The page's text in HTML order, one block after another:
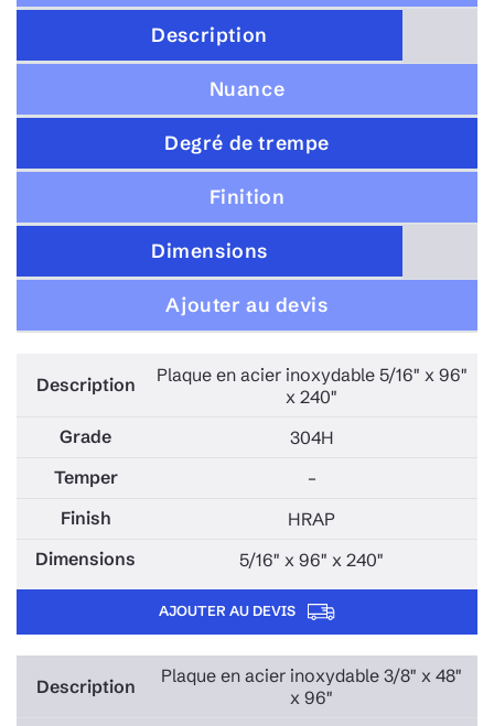
Description
Nuance
Degré de trempe
Finition
Dimensions
Ajouter au devis
Plaque en acier inoxydable 5/16" x 96"
x 240"
304H
–
HRAP
5/16" x 96" x 240"
AJOUTER AU DEVIS
Plaque en acier inoxydable 3/8" x 48"
x 96"